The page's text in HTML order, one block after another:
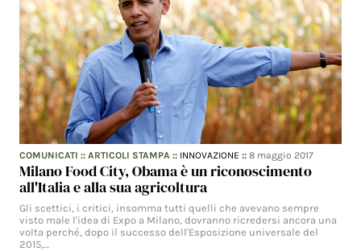
COMUNICATI ::ARTICOLI STAMPA :: INNOVAZIONE ::8 maggio 2017
Milano Food City, Obama è un riconoscimento
all'Italia e alla sua agricoltura
Gli scettici, i critici, insomma tutti quelli che avevano sempre
visto male l'idea di Expo a Milano, dovranno ricredersi ancora una
volta perché, dopo il successo dell'Esposizione universale del
2015,…